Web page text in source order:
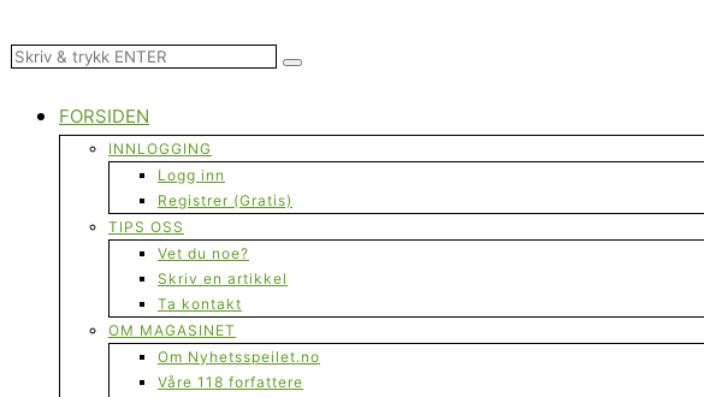
FORSIDEN
INNLOGGING
Logg inn
Registrer (Gratis)
TIPS OSS
Vet du noe?
Skriv en artikkel
Ta kontakt
OM MAGASINET
Om Nyhetsspeilet.no
Våre 118 forfattere